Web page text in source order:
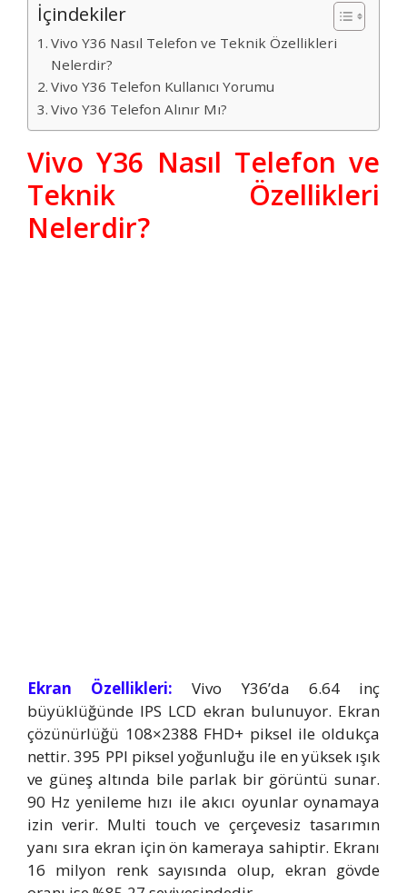
İçindekiler
Vivo Y36 Nasıl Telefon ve Teknik Özellikleri
Nelerdir?
Vivo Y36 Telefon Kullanıcı Yorumu
Vivo Y36 Telefon Alınır Mı?
Vivo Y36 Nasıl Telefon ve
Teknik Özellikleri
Nelerdir?
Ekran Özellikleri: Vivo Y36’da 6.64 inç
büyüklüğünde IPS LCD ekran bulunuyor. Ekran
çözünürlüğü 108×2388 FHD+ piksel ile oldukça
nettir. 395 PPI piksel yoğunluğu ile en yüksek ışık
ve güneş altında bile parlak bir görüntü sunar.
90 Hz yenileme hızı ile akıcı oyunlar oynamaya
izin verir. Multi touch ve çerçevesiz tasarımın
yanı sıra ekran için ön kameraya sahiptir. Ekranı
16 milyon renk sayısında olup, ekran gövde